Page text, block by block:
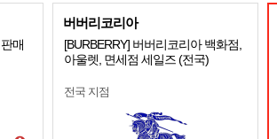
매
버버리코리아
[BURBERRY] 버버리코리아 백화점,
아울렛, 면세점 세일즈 (전국)
전국 지점